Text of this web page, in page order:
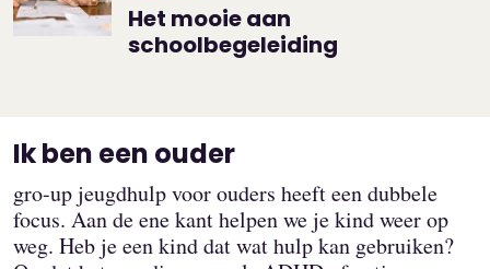
Het mooie aan
schoolbegeleiding
Ik ben een ouder
gro-up jeugdhulp voor ouders heeft een dubbele
focus. Aan de ene kant helpen we je kind weer op
weg. Heb je een kind dat wat hulp kan gebruiken?